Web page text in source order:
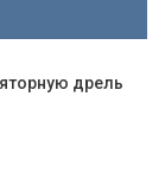
дрель